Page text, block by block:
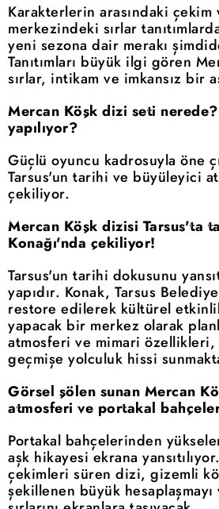
Karakterlerin arasındaki çekim
merkezindeki sırlar
yeni sezona dair merakı
Tanıtımları büyük ilgi gören
sırlar, intikam ve imkansız bir
Mercan Köşk dizi seti
yapılıyor?
Güçlü oyuncu kadrosuyla öne
Tarsus'un tarihi ve büyüleyici
çekiliyor.
Mercan Köşk dizisi Tarsus'ta
Konağı'nda çekiliyor!
Tarsus'un tarihi dokusunu
yapıdır. Konak, Tarsus
restore edilerek kültürel
yapacak bir merkez olarak
atmosferi ve mimari
geçmişe yolculuk hissi
Görsel şölen sunan Mercan
atmosferi ve portakal
Portakal bahçelerinden
aşk hikayesi ekrana
çekimleri süren dizi, gizemli
şekillenen büyük